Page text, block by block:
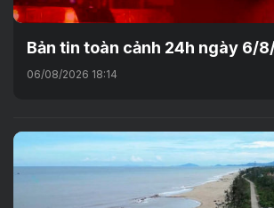
Bản tin toàn cảnh 24h ngày 6/
06/08/2026 18:14